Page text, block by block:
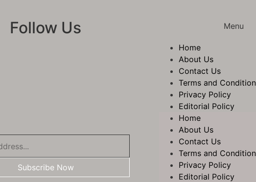
Follow Us
Subscribe Now
Menu
Home
About Us
Contact Us
Terms and Condition
Privacy Policy
Editorial Policy
Home
About Us
Contact Us
Terms and Condition
Privacy Policy
Editorial Policy